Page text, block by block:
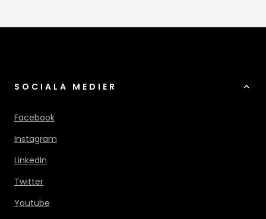
SOCIALA MEDIER
Facebook
Instagram
LinkedIn
Twitter
Youtube